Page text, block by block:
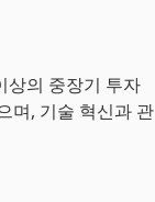
상의 중장기 투자
며, 기술 혁신과 관